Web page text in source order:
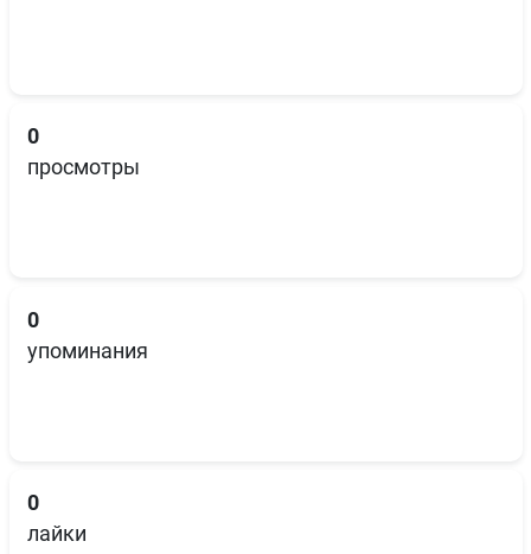
0
просмотры
0
упоминания
0
лайки